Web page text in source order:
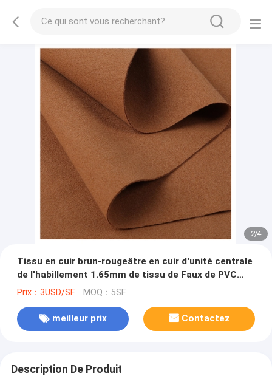
2/4
Tissu en cuir brun-rougeâtre en cuir d'unité centrale
de l'habillement 1.65mm de tissu de Faux de PVC
d'ODM
Prix：3USD/SF MOQ：5SF
meilleur prix Contactez
Description De Produit